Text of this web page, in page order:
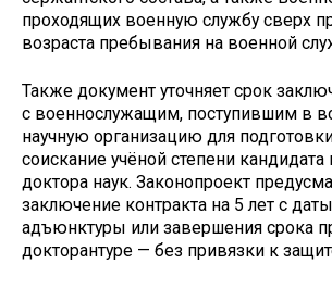
проходящих военную службу сверх
возраста пребывания на военной
Также документ уточняет срок
с военнослужащим, поступившим в
научную организацию для
соискание учёной степени кандидата
доктора наук. Законопроект
заключение контракта на 5 лет с
адъюнктуры или завершения срока
докторантуре — без привязки к